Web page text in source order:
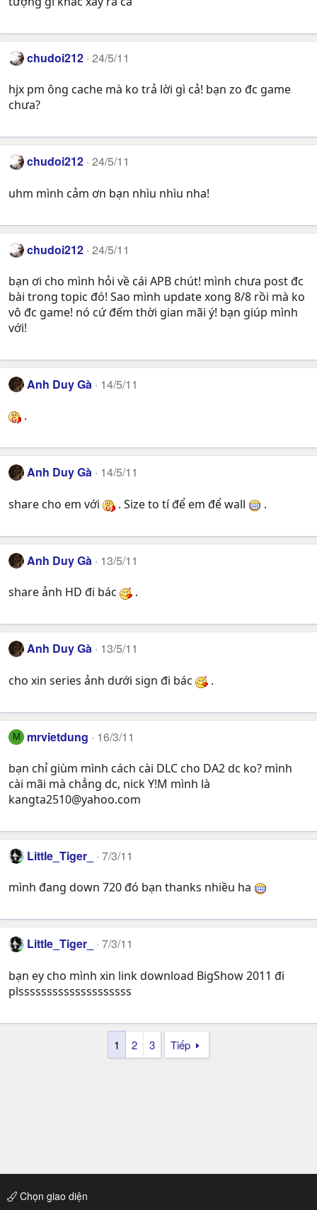
chudoi212 24/5/11
hjx pm ông cache mà ko trả lời gì cả! bạn zo đc game
chưa?
chudoi212 24/5/11
uhm mình cảm ơn bạn nhìu nhìu nha!
chudoi212 24/5/11
bạn ơi cho mình hỏi về cái APB chút! mình chưa post đc
bài trong topic đó! Sao mình update xong 8/8 rồi mà ko
vô đc game! nó cứ đếm thời gian mãi ý! bạn giúp mình
với!
Anh Duy Gà 14/5/11
.
Anh Duy Gà 14/5/11
share cho em với . Size to tí để em để wall .
Anh Duy Gà 13/5/11
share ảnh HD đi bác .
Anh Duy Gà 13/5/11
cho xin series ảnh dưới sign đi bác .
M mrvietdung 16/3/11
bạn chỉ giùm mình cách cài DLC cho DA2 dc ko? mình
cài mãi mà chẳng dc, nick Y!M mình là
kangta2510@yahoo.com
Little_Tiger_ 7/3/11
mình đang down 720 đó bạn thanks nhiều ha
Little_Tiger_ 7/3/11
bạn ey cho mình xin link download BigShow 2011 đi
plssssssssssssssssssss
1 2 3 Tiếp
Chọn giao diện